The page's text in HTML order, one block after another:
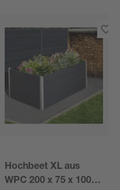
Hochbeet XL aus
WPC 200 x 75 x 100